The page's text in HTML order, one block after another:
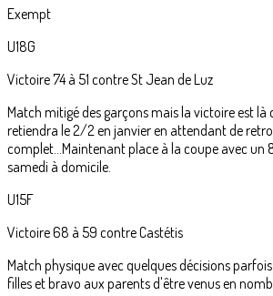
Exempt
U18G
Victoire 74 à 51 contre St Jean de Luz
Match mitigé des garçons mais la victoire est là
retiendra le 2/2 en janvier en attendant de
complet…Maintenant place à la coupe avec un
samedi à domicile.
U15F
Victoire 68 à 59 contre Castétis
Match physique avec quelques décisions
filles et bravo aux parents d'être venus en